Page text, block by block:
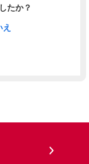
たか？
え